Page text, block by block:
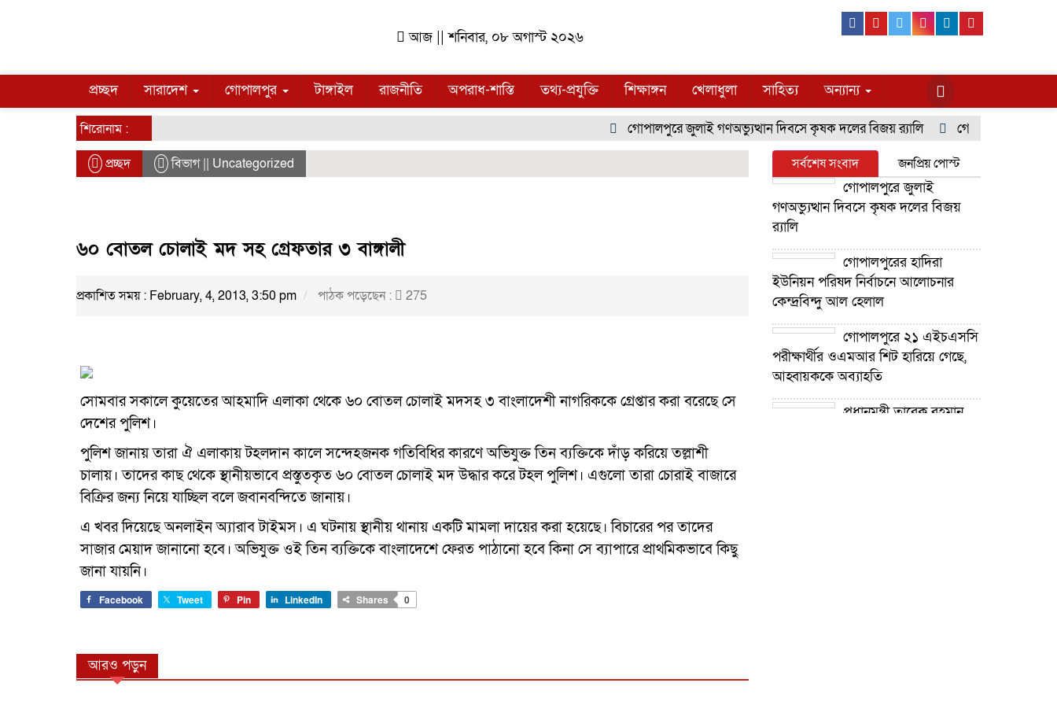
আজ || শনিবার, ০৮ অগাস্ট ২০২৬
Facebook
YoutubeTwitterInstagram
Linkedin
প্রচ্ছদ সারাদেশ গোপালপুর টাঙ্গাইল রাজনীতি অপরাধ-শাস্তি তথ্য-প্রযুক্তি শিক্ষাঙ্গন খেলাধুলা সাহিত্য অন্যান্য
শিরোনাম : গোপালপুরে জুলাই গণঅভ্যুত্থান দিবসে কৃষক দলের বিজয় র‍্যালি গোপালপুরের হাদিরা
প্রচ্ছদ বিভাগ || Uncategorized
৬০ বোতল চোলাই মদ সহ গ্রেফতার ৩ বাঙ্গালী
প্রকাশিত সময় : February, 4, 2013, 3:50 pm পাঠক পড়েছেন : 275
সোমবার সকালে কুয়েতের আহমাদি এলাকা থেকে ৬০ বোতল চোলাই মদসহ ৩ বাংলাদেশী নাগরিককে গ্রেপ্তার করা বরেছে সে
দেশের পুলিশ।
পুলিশ জানায় তারা ঐ এলাকায় টহলদান কালে সন্দেহজনক গতিবিধির কারণে অভিযুক্ত তিন ব্যক্তিকে দাঁড় করিয়ে তল্লাশী
চালায়। তাদের কাছ থেকে স্থানীয়ভাবে প্রস্তুতকৃত ৬০ বোতল চোলাই মদ উদ্ধার করে টহল পুলিশ। এগুলো তারা চোরাই বাজারে
বিক্রির জন্য নিয়ে যাচ্ছিল বলে জবানবন্দিতে জানায়।
এ খবর দিয়েছে অনলাইন অ্যারাব টাইমস। এ ঘটনায় স্থানীয় থানায় একটি মামলা দায়ের করা হয়েছে। বিচারের পর তাদের
সাজার মেয়াদ জানানো হবে। অভিযুক্ত ওই তিন ব্যক্তিকে বাংলাদেশে ফেরত পাঠানো হবে কিনা সে ব্যাপারে প্রাথমিকভাবে কিছু
জানা যায়নি।
Facebook Tweet Pin LinkedIn Shares 0
আরও পড়ুন
সর্বশেষ সংবাদ জনপ্রিয় পোস্ট
গোপালপুরে জুলাই
গণঅভ্যুত্থান দিবসে কৃষক দলের বিজয়
র‍্যালি
গোপালপুরের হাদিরা
ইউনিয়ন পরিষদ নির্বাচনে আলোচনার
কেন্দ্রবিন্দু আল হেলাল
গোপালপুরে ২১ এইচএসসি
পরীক্ষার্থীর ওএমআর শিট হারিয়ে গেছে,
আহ্বায়ককে অব্যাহতি
প্রধানমন্ত্রী তারেক রহমান